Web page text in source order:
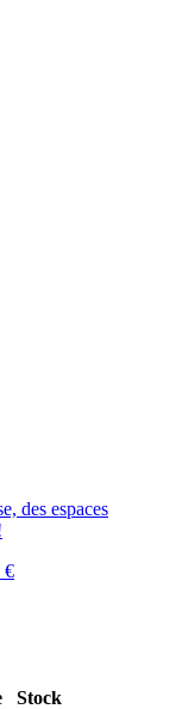
des espaces
€
Stock